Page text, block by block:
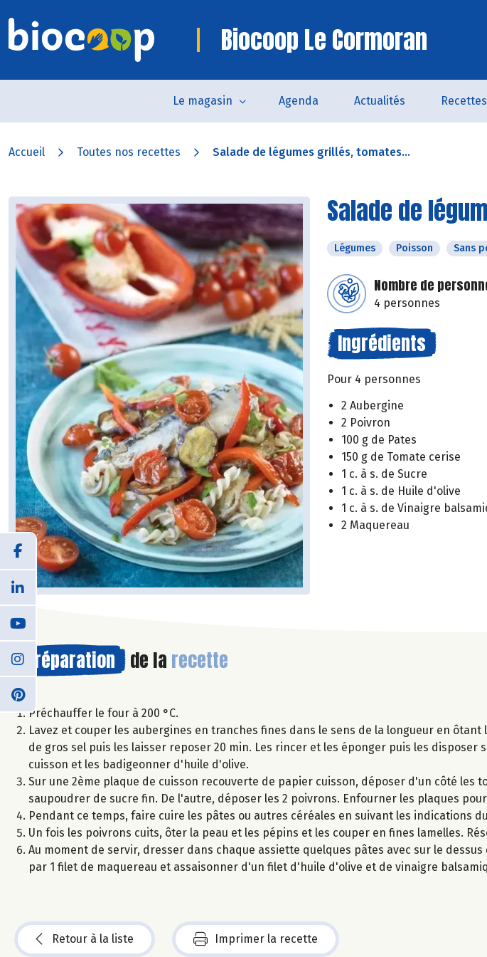
Biocoop Le Cormoran
Le magasin Agenda Actualités Recettes
Accueil Toutes nos recettes Salade de légumes grillés, tomates...
Salade de
Légumes Poisson Sans
Nombre de
4 personnes
Ingrédients
Pour 4 personnes
2 Aubergine
2 Poivron
100 g de Pates
150 g de Tomate cerise
1 c. à s. de Sucre
1 c. à s. de Huile d'olive
1 c. à s. de Vinaigre
2 Maquereau
Préparation de la recette
Préchauffer le four à 200 °C.
Lavez et couper les aubergines en tranches fines dans le sens de la longueur en
de gros sel puis les laisser reposer 20 min. Les rincer et les éponger puis les
cuisson et les badigeonner d'huile d'olive.
Sur une 2ème plaque de cuisson recouverte de papier cuisson, déposer d'un côté les
saupoudrer de sucre fin. De l'autre, déposer les 2 poivrons. Enfourner les plaques
Pendant ce temps, faire cuire les pâtes ou autres céréales en suivant les indications
Un fois les poivrons cuits, ôter la peau et les pépins et les couper en fines lamelles.
Au moment de servir, dresser dans chaque assiette quelques pâtes avec sur le
par 1 filet de maquereau et assaisonner d'un filet d'huile d'olive et de vinaigre
Retour à la liste Imprimer la recette